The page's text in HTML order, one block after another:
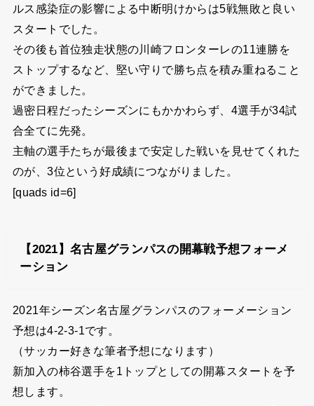
ルス感染症の影響による中断明けからは5戦無敗と良い
スタートでした。
その後も首位独走状態の川崎フロンターレの11連勝を
ストップするなど、堅い守りで勝ち点を積み重ねること
ができました。
過密日程だったシーズンにもかかわらず、4選手が34試
合全てに先発。
主軸の選手たちが最後まで安定した戦いを見せてくれた
のが、3位という好成績につながりました。
[quads id=6]
【2021】名古屋グランパスの開幕戦予想フォーメ
ーション
2021年シーズン名古屋グランパスのフォーメーション
予想は4-2-3-1です。
（サッカー好きな筆者予想になります）
新加入の柿谷選手を1トップとしての開幕スタートを予
想します。